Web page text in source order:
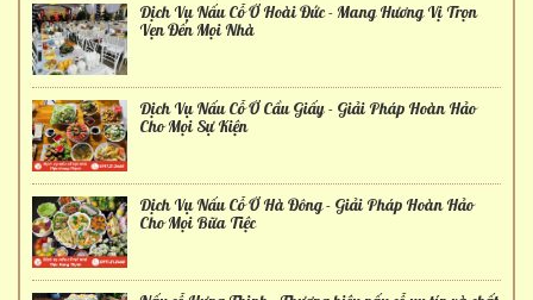
Dịch Vụ Nấu Cỗ Ở Hoài Đức - Mang Hương Vị Trọn
Vẹn Đến Mọi Nhà
Dịch Vụ Nấu Cỗ Ở Cầu Giấy - Giải Pháp Hoàn Hảo
Cho Mọi Sự Kiện
Dịch Vụ Nấu Cỗ Ở Hà Đông - Giải Pháp Hoàn Hảo
Cho Mọi Bữa Tiệc